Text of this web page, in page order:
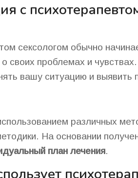
с
сексологом обычно
своих проблемах и
вашу ситуацию и выявить
различных
На основании
план лечения.